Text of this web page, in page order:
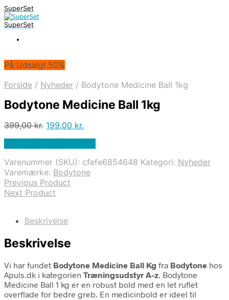
SuperSet
SuperSet
På Udsalg! 50%
Forside / Nyheder / Bodytone Medicine Ball 1kg
Bodytone Medicine Ball 1kg
399,00kr. Den
399,00 kr..
199,00 kr.
199,00 kr..
Varenummer (SKU): cfefe6854648 Kategori: Nyheder
Varemærke: Bodytone
Previous Product
Next Product
Beskrivelse
Beskrivelse
Vi har fundet Bodytone Medicine Ball Kg fra Bodytone hos
Apuls.dk i kategorien Træningsudstyr A-z. Bodytone
Medicine Ball 1 kg er en robust bold med en let ruflet
overflade for bedre greb. En medicinbold er ideel til